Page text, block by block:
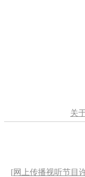
关
[网上传播视听节目